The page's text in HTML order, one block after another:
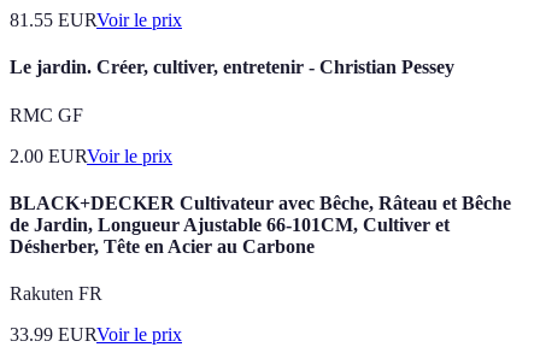
81.55 EURVoir le prix
Le jardin. Créer, cultiver, entretenir - Christian Pessey
RMC GF
2.00 EURVoir le prix
BLACK+DECKER Cultivateur avec Bêche, Râteau et Bêche
de Jardin, Longueur Ajustable 66-101CM, Cultiver et
Désherber, Tête en Acier au Carbone
Rakuten FR
33.99 EURVoir le prix